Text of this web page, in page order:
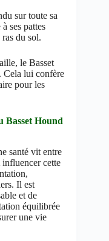
sur toute sa
ses pattes
du sol.
le Basset
Cela lui confère
pour les
Basset Hound
santé vit entre
influencer cette
Il est
et de
équilibrée
une vie